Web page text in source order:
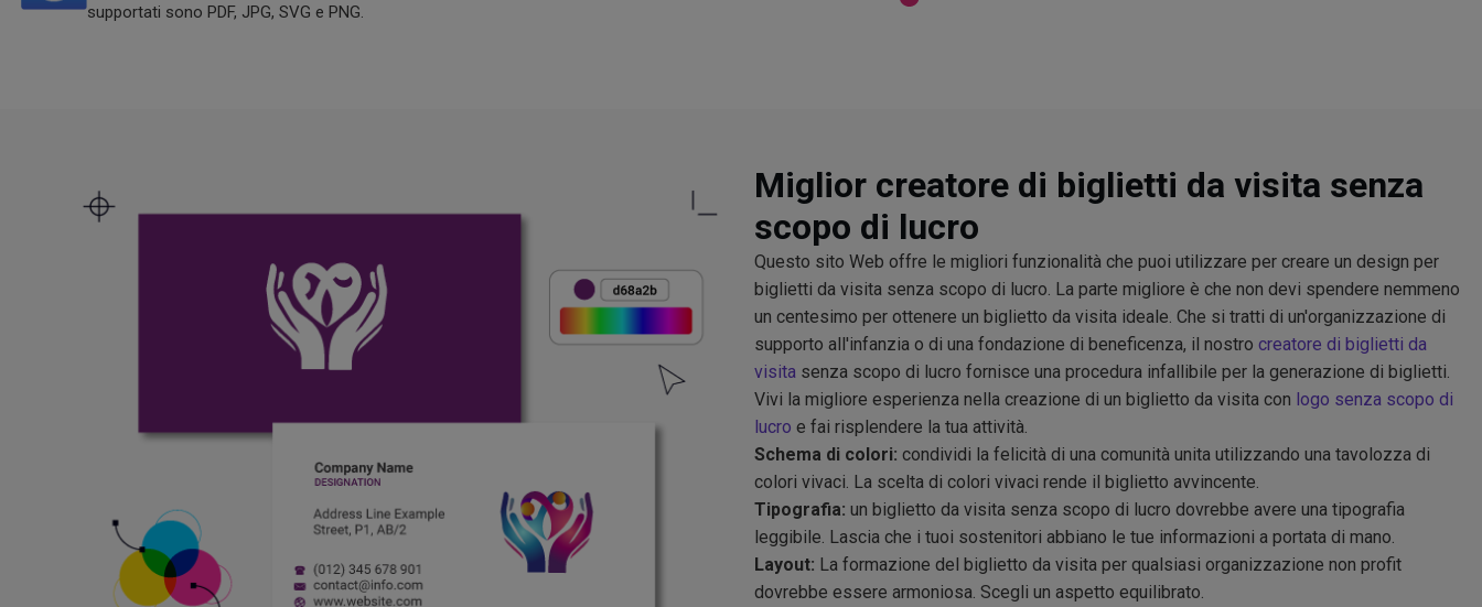
supportati sono PDF, JPG, SVG e PNG.
Miglior creatore di biglietti da visita senza
scopo di lucro
Questo sito Web offre le migliori funzionalità che puoi utilizzare per creare un design per
biglietti da visita senza scopo di lucro. La parte migliore è che non devi spendere nemmeno
un centesimo per ottenere un biglietto da visita ideale. Che si tratti di un'organizzazione di
supporto all'infanzia o di una fondazione di beneficenza, il nostro creatore di biglietti da
visita senza scopo di lucro fornisce una procedura infallibile per la generazione di biglietti.
Vivi la migliore esperienza nella creazione di un biglietto da visita con logo senza scopo di
lucro e fai risplendere la tua attività.
Schema di colori: condividi la felicità di una comunità unita utilizzando una tavolozza di
colori vivaci. La scelta di colori vivaci rende il biglietto avvincente.
Tipografia: un biglietto da visita senza scopo di lucro dovrebbe avere una tipografia
leggibile. Lascia che i tuoi sostenitori abbiano le tue informazioni a portata di mano.
Layout: La formazione del biglietto da visita per qualsiasi organizzazione non profit
dovrebbe essere armoniosa. Scegli un aspetto equilibrato.